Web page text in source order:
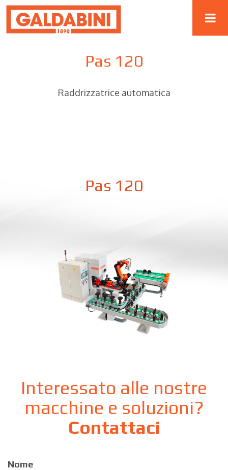
Pas 120
Raddrizzatrice automatica
Pas 120
Interessato alle nostre
macchine e soluzioni?
Contattaci
Nome